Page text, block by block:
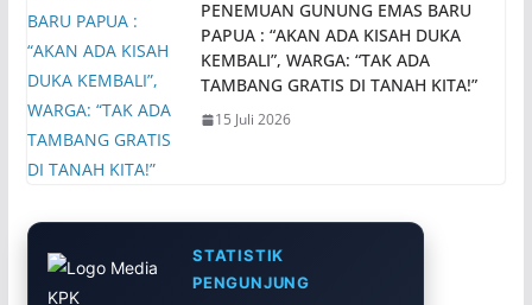
PENEMUAN GUNUNG EMAS BARU
PAPUA : “AKAN ADA KISAH DUKA
KEMBALI”, WARGA: “TAK ADA
TAMBANG GRATIS DI TANAH KITA!”
15 Juli 2026
STATISTIK
PENGUNJUNG